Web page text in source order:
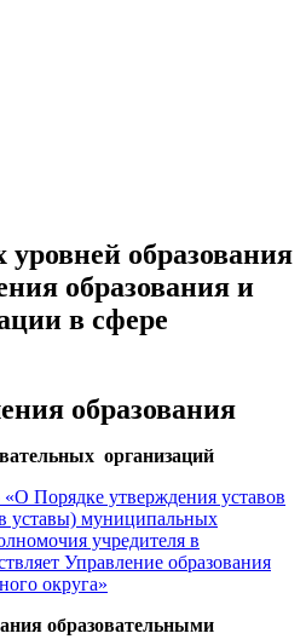
образования
образования и
в сфере
образования
организаций
Порядке утверждения уставов
уставы) муниципальных
учредителя в
Управление образования
округа»
образовательными